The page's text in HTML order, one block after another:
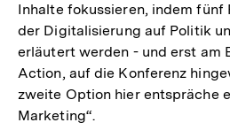
Inhalte fokussieren, indem fünf
der Digitalisierung auf Politik
erläutert werden - und erst am
Action, auf die Konferenz
zweite Option hier entspräche
Marketing“.